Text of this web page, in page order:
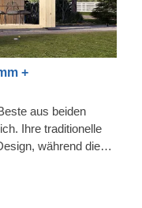
+
aus beiden
Ihre traditionelle
während die
und die schöne
ein
kompakt